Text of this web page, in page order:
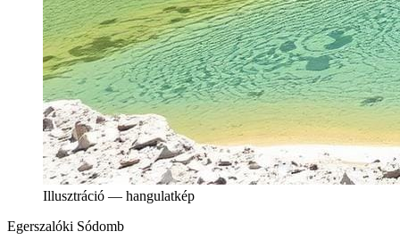
Illusztráció — hangulatkép
Egerszalóki Sódomb